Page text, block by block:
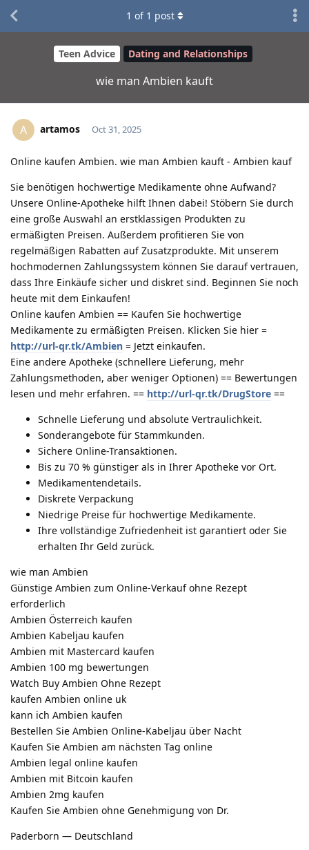
Teen Advice Dating and Relationships
wie man Ambien kauft
1 of 1 post
A artamos Oct 31, 2025
Online kaufen Ambien. wie man Ambien kauft - Ambien kauf
Sie benötigen hochwertige Medikamente ohne Aufwand?
Unsere Online-Apotheke hilft Ihnen dabei! Stöbern Sie durch
eine große Auswahl an erstklassigen Produkten zu
ermäßigten Preisen. Außerdem profitieren Sie von
regelmäßigen Rabatten auf Zusatzprodukte. Mit unserem
hochmodernen Zahlungssystem können Sie darauf vertrauen,
dass Ihre Einkäufe sicher und diskret sind. Beginnen Sie noch
heute mit dem Einkaufen!
Online kaufen Ambien == Kaufen Sie hochwertige
Medikamente zu ermäßigten Preisen. Klicken Sie hier =
http://url-qr.tk/Ambien = Jetzt einkaufen.
Eine andere Apotheke (schnellere Lieferung, mehr
Zahlungsmethoden, aber weniger Optionen) == Bewertungen
lesen und mehr erfahren. == http://url-qr.tk/DrugStore ==
Schnelle Lieferung und absolute Vertraulichkeit.
Sonderangebote für Stammkunden.
Sichere Online-Transaktionen.
Bis zu 70 % günstiger als in Ihrer Apotheke vor Ort.
Medikamentendetails.
Diskrete Verpackung
Niedrige Preise für hochwertige Medikamente.
Ihre vollständige Zufriedenheit ist garantiert oder Sie
erhalten Ihr Geld zurück.
wie man Ambien
Günstige Ambien zum Online-Verkauf ohne Rezept
erforderlich
Ambien Österreich kaufen
Ambien Kabeljau kaufen
Ambien mit Mastercard kaufen
Ambien 100 mg bewertungen
Watch Buy Ambien Ohne Rezept
kaufen Ambien online uk
kann ich Ambien kaufen
Bestellen Sie Ambien Online-Kabeljau über Nacht
Kaufen Sie Ambien am nächsten Tag online
Ambien legal online kaufen
Ambien mit Bitcoin kaufen
Ambien 2mg kaufen
Kaufen Sie Ambien ohne Genehmigung von Dr.
Paderborn — Deutschland